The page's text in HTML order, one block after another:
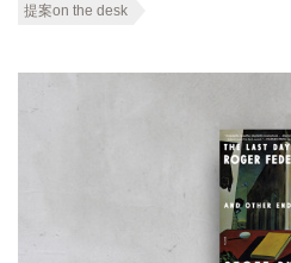
提案on the desk